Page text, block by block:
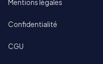
Mentions légales
Confidentialité
CGU